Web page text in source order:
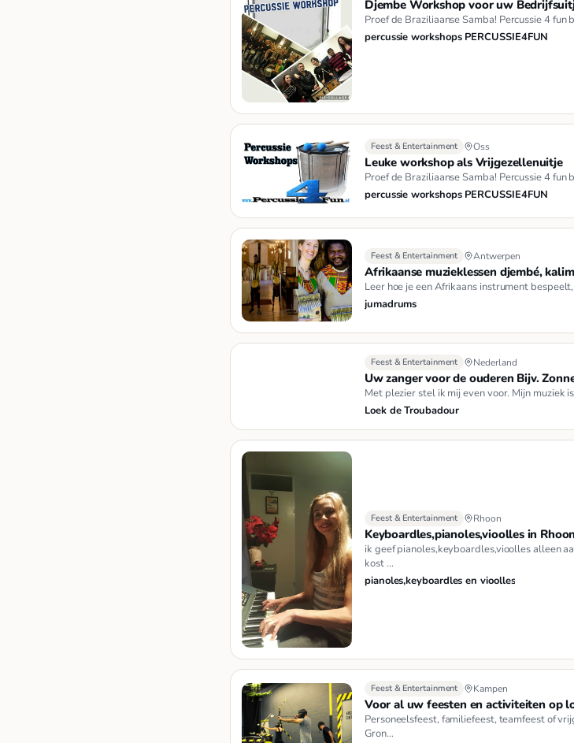
Djembe Workshop voor uw
Proef de Braziliaanse Samba! Percussie 4
percussie workshops PERCUSSIE4FUN
Feest & Entertainment Oss
Leuke workshop als Vrijgezellenuitje
Proef de Braziliaanse Samba! Percussie 4
percussie workshops PERCUSSIE4FUN
Feest & Entertainment Antwerpen
Afrikaanse muzieklessen djembé,
Leer hoe je een Afrikaans instrument
jumadrums
Feest & Entertainment Nederland
Uw zanger voor de ouderen Bijv.
Met plezier stel ik mij even voor. Mijn muziek
Loek de Troubadour
Feest & Entertainment Rhoon
Keyboardles,pianoles,vioolles in
ik geef pianoles,keyboardles,vioolles alleen
kost …
pianoles,keyboardles en vioolles
Feest & Entertainment Kampen
Voor al uw feesten en activiteiten op
Personeelsfeest, familiefeest, teamfeest of
Gron…